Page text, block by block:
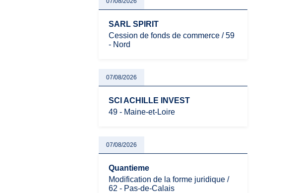
SARL SPIRIT
Cession de fonds de commerce / 59
- Nord
07/08/2026
SCI ACHILLE INVEST
49 - Maine-et-Loire
07/08/2026
Quantieme
Modification de la forme juridique /
62 - Pas-de-Calais